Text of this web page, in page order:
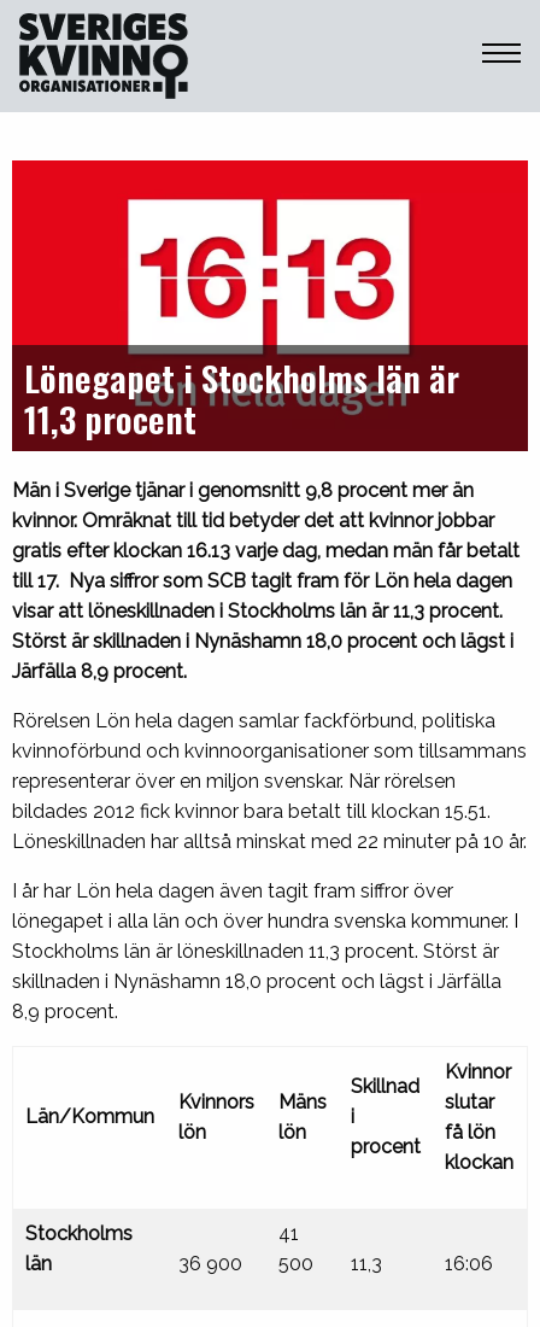
Sveriges Kvinnoorganisationer
Lönegapet i Stockholms län är
11,3 procent
Män i Sverige tjänar i genomsnitt 9,8 procent mer än
kvinnor. Omräknat till tid betyder det att kvinnor jobbar
gratis efter klockan 16.13 varje dag, medan män får betalt
till 17. Nya siffror som SCB tagit fram för Lön hela dagen
visar att löneskillnaden i Stockholms län är 11,3 procent.
Störst är skillnaden i Nynäshamn 18,0 procent och lägst i
Järfälla 8,9 procent.
Rörelsen Lön hela dagen samlar fackförbund, politiska
kvinnoförbund och kvinnoorganisationer som tillsammans
representerar över en miljon svenskar. När rörelsen
bildades 2012 fick kvinnor bara betalt till klockan 15.51.
Löneskillnaden har alltså minskat med 22 minuter på 10 år.
I år har Lön hela dagen även tagit fram siffror över
lönegapet i alla län och över hundra svenska kommuner. I
Stockholms län är löneskillnaden 11,3 procent. Störst är
skillnaden i Nynäshamn 18,0 procent och lägst i Järfälla
8,9 procent.
Län/Kommun
Kvinnors
lön
Mäns
lön
Skillnad
i
procent
Kvinnor
slutar
få lön
klockan
Stockholms
län
36 900
41
500
11,3 16:06